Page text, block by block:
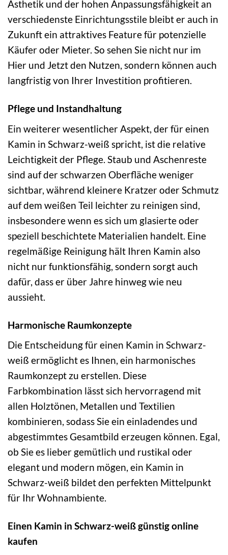
Ästhetik und der hohen Anpassungsfähigkeit an
verschiedenste Einrichtungsstile bleibt er auch in
Zukunft ein attraktives Feature für potenzielle
Käufer oder Mieter. So sehen Sie nicht nur im
Hier und Jetzt den Nutzen, sondern können auch
langfristig von Ihrer Investition profitieren.
Pflege und Instandhaltung
Ein weiterer wesentlicher Aspekt, der für einen
Kamin in Schwarz-weiß spricht, ist die relative
Leichtigkeit der Pflege. Staub und Aschenreste
sind auf der schwarzen Oberfläche weniger
sichtbar, während kleinere Kratzer oder Schmutz
auf dem weißen Teil leichter zu reinigen sind,
insbesondere wenn es sich um glasierte oder
speziell beschichtete Materialien handelt. Eine
regelmäßige Reinigung hält Ihren Kamin also
nicht nur funktionsfähig, sondern sorgt auch
dafür, dass er über Jahre hinweg wie neu
aussieht.
Harmonische Raumkonzepte
Die Entscheidung für einen Kamin in Schwarz-
weiß ermöglicht es Ihnen, ein harmonisches
Raumkonzept zu erstellen. Diese
Farbkombination lässt sich hervorragend mit
allen Holztönen, Metallen und Textilien
kombinieren, sodass Sie ein einladendes und
abgestimmtes Gesamtbild erzeugen können. Egal,
ob Sie es lieber gemütlich und rustikal oder
elegant und modern mögen, ein Kamin in
Schwarz-weiß bildet den perfekten Mittelpunkt
für Ihr Wohnambiente.
Einen Kamin in Schwarz-weiß günstig online
kaufen